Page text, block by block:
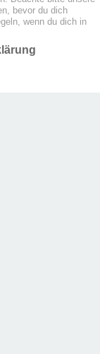
bevor du dich
wenn du dich in